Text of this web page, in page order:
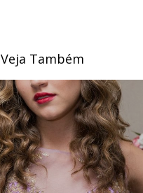
Veja Também